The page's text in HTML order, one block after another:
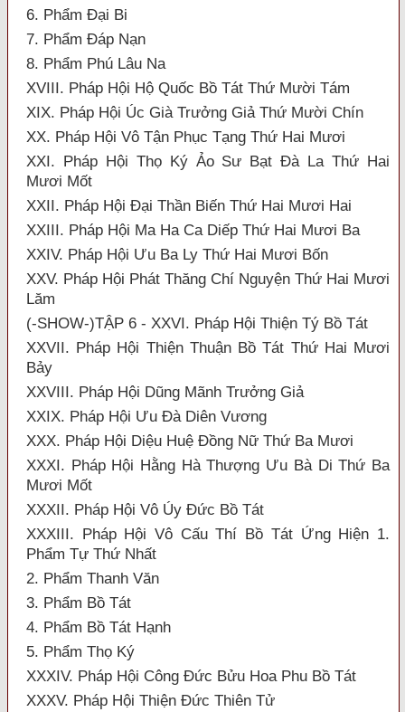
6. Phẩm Đại Bi
7. Phẩm Đáp Nạn
8. Phẩm Phú Lâu Na
XVIII. Pháp Hội Hộ Quốc Bồ Tát Thứ Mười Tám
XIX. Pháp Hội Úc Già Trưởng Giả Thứ Mười Chín
XX. Pháp Hội Vô Tận Phục Tạng Thứ Hai Mươi
XXI. Pháp Hội Thọ Ký Ảo Sư Bạt Đà La Thứ Hai
Mươi Mốt
XXII. Pháp Hội Đại Thần Biến Thứ Hai Mươi Hai
XXIII. Pháp Hội Ma Ha Ca Diếp Thứ Hai Mươi Ba
XXIV. Pháp Hội Ưu Ba Ly Thứ Hai Mươi Bốn
XXV. Pháp Hội Phát Thăng Chí Nguyện Thứ Hai Mươi
Lăm
(-SHOW-)TẬP 6 - XXVI. Pháp Hội Thiện Tý Bồ Tát
XXVII. Pháp Hội Thiện Thuận Bồ Tát Thứ Hai Mươi
Bảy
XXVIII. Pháp Hội Dũng Mãnh Trưởng Giả
XXIX. Pháp Hội Ưu Đà Diên Vương
XXX. Pháp Hội Diệu Huệ Đồng Nữ Thứ Ba Mươi
XXXI. Pháp Hội Hằng Hà Thượng Ưu Bà Di Thứ Ba
Mươi Mốt
XXXII. Pháp Hội Vô Úy Đức Bồ Tát
XXXIII. Pháp Hội Vô Cấu Thí Bồ Tát Ứng Hiện 1.
Phẩm Tự Thứ Nhất
2. Phẩm Thanh Văn
3. Phẩm Bồ Tát
4. Phẩm Bồ Tát Hạnh
5. Phẩm Thọ Ký
XXXIV. Pháp Hội Công Đức Bửu Hoa Phu Bồ Tát
XXXV. Pháp Hội Thiện Đức Thiên Tử